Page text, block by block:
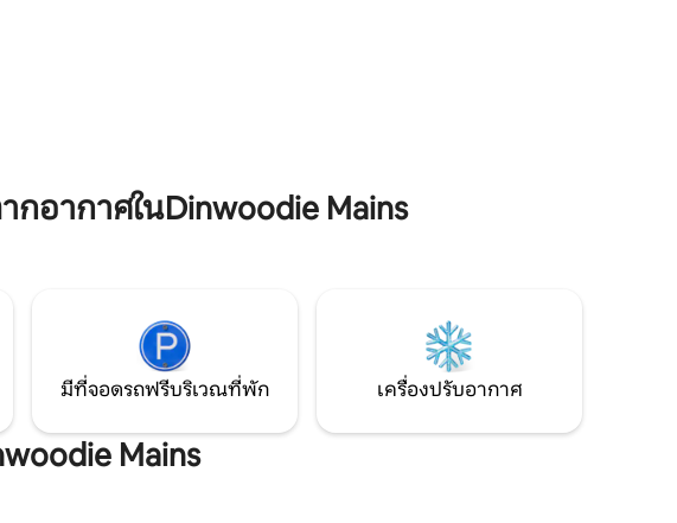
ว
ากาศในDinwoodie Mains
มีที่จอดรถฟรีบริเวณที่พัก เครื่องปรับอากาศ
Mains